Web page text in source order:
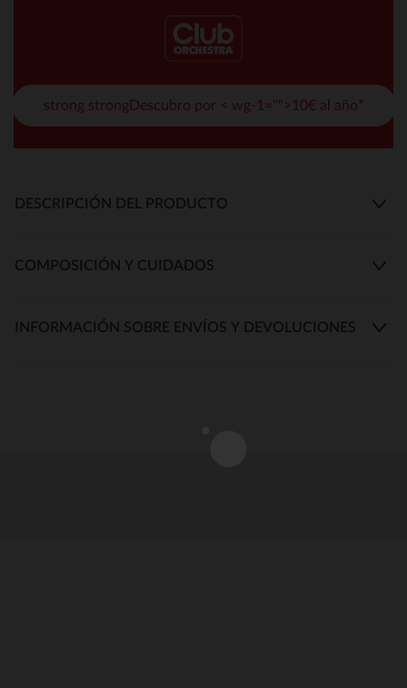
strong strongDescubro por < wg-1="">10€ al año*
DESCRIPCIÓN DEL PRODUCTO
COMPOSICIÓN Y CUIDADOS
INFORMACIÓN SOBRE ENVÍOS Y DEVOLUCIONES